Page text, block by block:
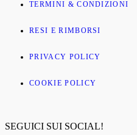
TERMINI & CONDIZIONI
RESI E RIMBORSI
PRIVACY POLICY
COOKIE POLICY
SEGUICI SUI SOCIAL!